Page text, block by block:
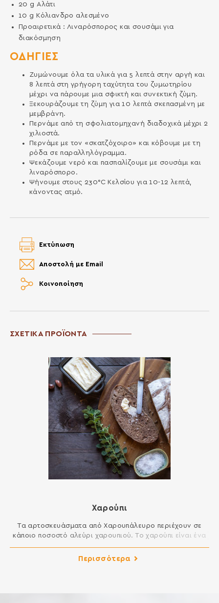
ΟΔΗΓΙΕΣ
Ζυμώνουμε όλα τα υλικά για 5 λεπτά στην αργή και
8 λεπτά στη γρήγορη ταχύτητα του ζυμωτηρίου
μέχρι να πάρουμε μια σφικτή και συνεκτική ζύμη.
Ξεκουράζουμε τη ζύμη για 10 λεπτά σκεπασμένη με
μεμβράνη.
Περνάμε από τη σφολιατομηχανή διαδοχικά μέχρι 2
χιλιοστά.
Περνάμε με τον «σκατζόχοιρο» και κόβουμε με τη
ρόδα σε παραλληλόγραμμα.
Ψεκάζουμε νερό και πασπαλίζουμε με σουσάμι και
λιναρόσπορο.
Ψήνουμε στους 230°C Κελσίου για 10-12 λεπτά,
κάνοντας ατμό.
20 g Αλάτι
10 gΚόλιανδρο αλεσμένο
Προαιρετικά : Λιναρόσπορος και σουσάμι για
διακόσμηση
Κοινοποίηση
Αποστολή με Email
Εκτύπωση
ΣΧΕΤΙΚΑ ΠΡΟΪΟΝΤΑ
Χαρούπι
Τα αρτοσκευάσματα από Χαρουπάλευρο περιέχουν σε
κάποιο ποσοστό αλεύρι χαρουπιού. Το χαρούπι είναι ένα
είναι αυτό που συντήρησε τον Άγιο Ιωάννη τον Βαπτιστή
Περισσότερα